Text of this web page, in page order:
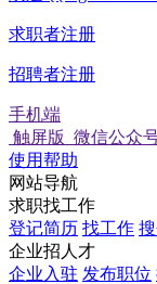
求职者注册
招聘者注册
手机端
触屏版 微信公众
使用帮助
网站导航
求职找工作
登记简历 找工作
企业招人才
企业入驻 发布职位